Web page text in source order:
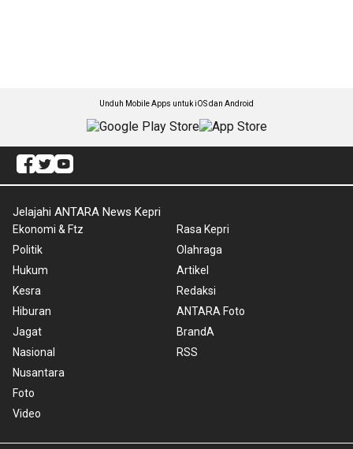
Unduh Mobile Apps untuk iOS dan Android
Jelajahi ANTARA News Kepri
Ekonomi & Ftz
Politik
Hukum
Kesra
Hiburan
Jagat
Nasional
Nusantara
Foto
Video
Rasa Kepri
Olahraga
Artikel
Redaksi
ANTARA Foto
BrandA
RSS